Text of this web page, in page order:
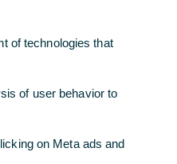
in
of technologies that
of user behavior to
on Meta ads and
of technologies that
of user behavior to
on Meta ads and